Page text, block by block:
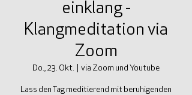
einklang -
Klangmeditation via
Zoom
Do., 23. Okt. via Zoom und Youtube
Lass den Tag meditierend mit beruhigenden